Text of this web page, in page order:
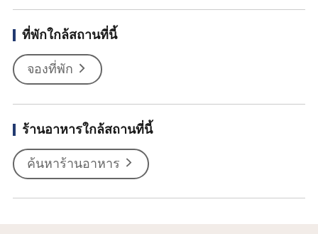
ที่พักใกล้สถานที่นี้
จองที่พัก
ร้านอาหารใกล้สถานที่นี้
ค้นหาร้านอาหาร